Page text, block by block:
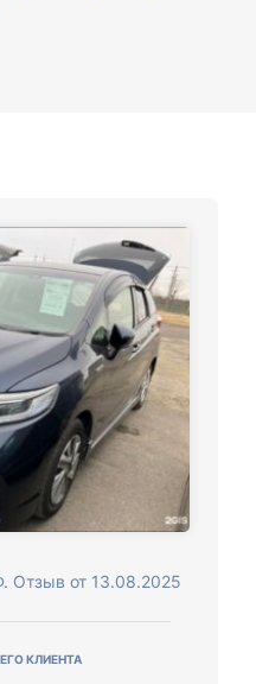
Отзыв от 13.08.2025
КЛИЕНТА